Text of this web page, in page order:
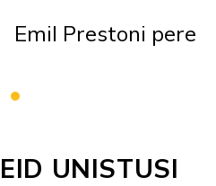
Emil Prestoni pere
UNISTUSI